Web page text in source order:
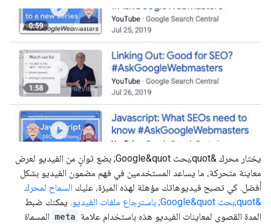
يختار محرك &quot;بحث Google&quot; بضع ثوانٍ من الفيديو لعرض
معاينة متحركة، ما يساعد المستخدمين في فهم مضمون الفيديو بشكل
أفضل. كي تصبح فيديوهاتك مؤهلة لهذه الميزة، عليك السماح لمحرك
&quot;بحث Google&quot; باسترجاع ملفات الفيديو
. يمكنك ضبط
المدة القصوى لمعاينات الفيديو هذه باستخدام علامة meta المسماة